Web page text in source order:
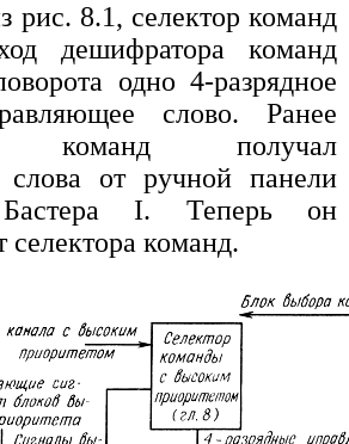
рис. 8.1, селектор команд
дешифратора команд
одно 4-разрядное
слово. Ранее
команд получал
от ручной панели
Бастера I. Теперь он
селектора команд.